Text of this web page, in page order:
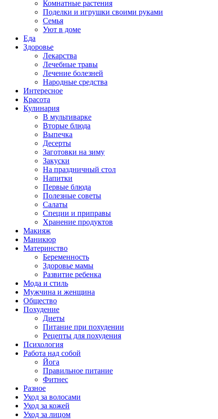
Комнатные растения
Поделки и игрушки своими руками
Семья
Уют в доме
Еда
Здоровье
Лекарства
Лечебные травы
Лечение болезней
Народные средства
Интересное
Красота
Кулинария
В мультиварке
Вторые блюда
Выпечка
Десерты
Заготовки на зиму
Закуски
На праздничный стол
Напитки
Первые блюда
Полезные советы
Салаты
Специи и приправы
Хранение продуктов
Макияж
Маникюр
Материнство
Беременность
Здоровье мамы
Развитие ребенка
Мода и стиль
Мужчина и женщина
Общество
Похудение
Диеты
Питание при похудении
Рецепты для похудения
Психология
Работа над собой
Йога
Правильное питание
Фитнес
Разное
Уход за волосами
Уход за кожей
Уход за лицом